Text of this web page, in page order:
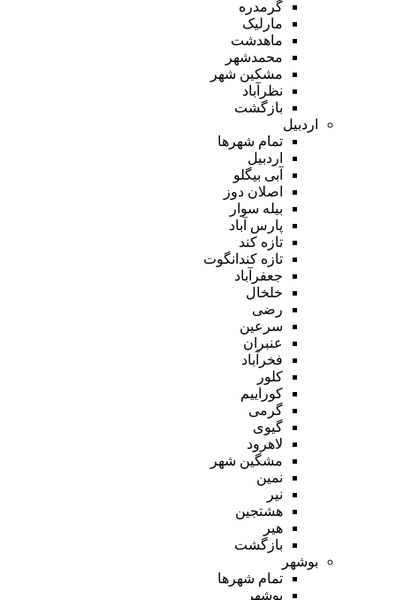
گرمدره
مارلیک
ماهدشت
محمدشهر
مشکین شهر
نظرآباد
بازگشت
اردبیل
تمام شهر‌ها
اردبیل
آبی بیگلو
اصلان دوز
بیله سوار
پارس آباد
تازه کند
تازه کندانگوت
جعفرآباد
خلخال
رضی
سرعین
عنبران
فخرآباد
کلور
کوراییم
گرمی
گیوی
لاهرود
مشگین شهر
نمین
نیر
هشتجین
هیر
بازگشت
بوشهر
تمام شهر‌ها
بوشهر